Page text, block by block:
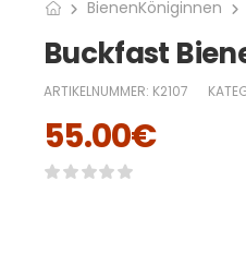
BienenKöniginnen
Buckfast
ARTIKELNUMMER: K2107
55.00€